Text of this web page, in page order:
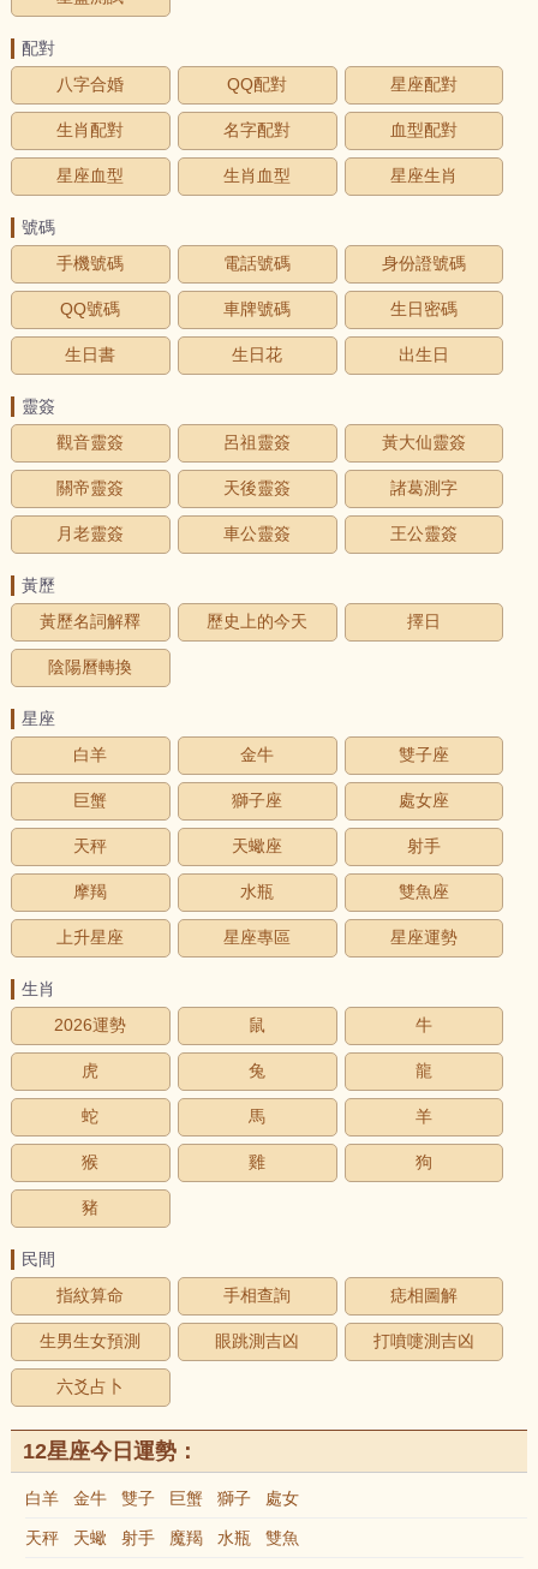
配對
八字合婚
QQ配對 星座配對
生肖配對 名字配對 血型配對
星座血型 生肖血型 星座生肖
號碼
手機號碼
電話號碼 身份證號碼
QQ號碼 車牌號碼 生日密碼
生日書 生日花 出生日
靈簽
觀音靈簽
呂祖靈簽 黃大仙靈簽
關帝靈簽 天後靈簽 諸葛測字
月老靈簽 車公靈簽 王公靈簽
黃歷
黃歷名詞解釋
歷史上的今天 擇日
陰陽曆轉換
星座
白羊
金牛 雙子座
巨蟹 獅子座 處女座
天秤 天蠍座 射手
摩羯 水瓶 雙魚座
上升星座 星座專區 星座運勢
生肖
2026運勢
鼠 牛
虎 兔 龍
蛇 馬 羊
猴 雞 狗
豬
民間
指紋算命
手相查詢 痣相圖解
生男生女預測 眼跳測吉凶 打噴嚏測吉凶
六爻占卜
12星座今日運勢：
白羊 金牛 雙子 巨蟹 獅子 處女
天秤 天蠍 射手 魔羯 水瓶 雙魚